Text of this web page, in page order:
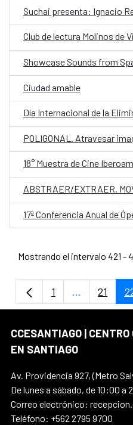
Suchai presenta: Ignacio
Club de lectura Molinos de
Ciudad amable
POLIGONAL. Atravesar
18° Muestra de Cine
17ª Conferencia Anual de
Mostrando el intervalo 421 -
Página
1 ...Páginas
21
CCESANTIAGO |
EN SANTIAGO
Av. Providencia 927, (Metro
De lunes a sábado, de 10:00 a
Correo electrónico:
Teléfono: +562 2795 9700